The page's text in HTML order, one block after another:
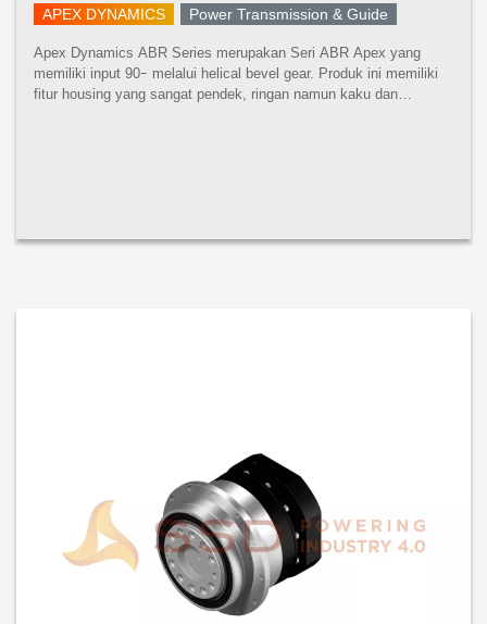
APEX DYNAMICS Power Transmission & Guide
Apex Dynamics ABR Series merupakan Seri ABR Apex yang
memiliki input 90ｰ melalui helical bevel gear. Produk ini memiliki
fitur housing yang sangat pendek, ringan namun kaku dan